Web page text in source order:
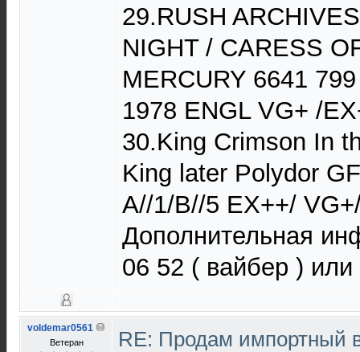
29.RUSH
NIGHT / CARESS
MERCURY 6641
1978 ENGL VG+ /
30.King Crimson In
King later Polydor
A//1/B//5 EX++/
Дополнительная
06 52 ( вайбер ) или
voldemar0561
Ветеран RE: Продам импортный